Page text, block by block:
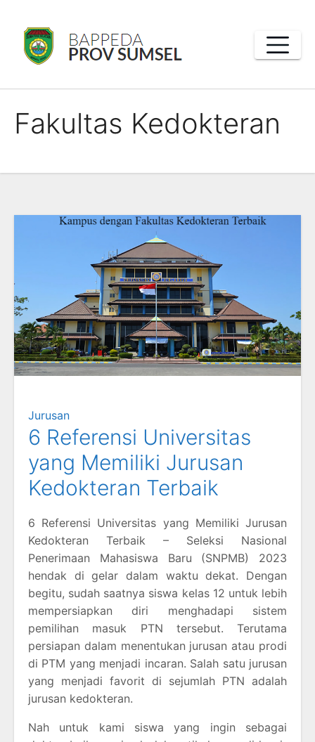
content
Fakultas Kedokteran
Jurusan
6 Referensi Universitas
yang Memiliki Jurusan
Kedokteran Terbaik
6 Referensi Universitas yang Memiliki Jurusan
Kedokteran Terbaik – Seleksi Nasional
Penerimaan Mahasiswa Baru (SNPMB) 2023
hendak di gelar dalam waktu dekat. Dengan
begitu, sudah saatnya siswa kelas 12 untuk lebih
mempersiapkan diri menghadapi sistem
pemilihan masuk PTN tersebut. Terutama
persiapan dalam menentukan jurusan atau prodi
di PTM yang menjadi incaran. Salah satu jurusan
yang menjadi favorit di sejumlah PTN adalah
jurusan kedokteran.
Nah untuk kami siswa yang ingin sebagai